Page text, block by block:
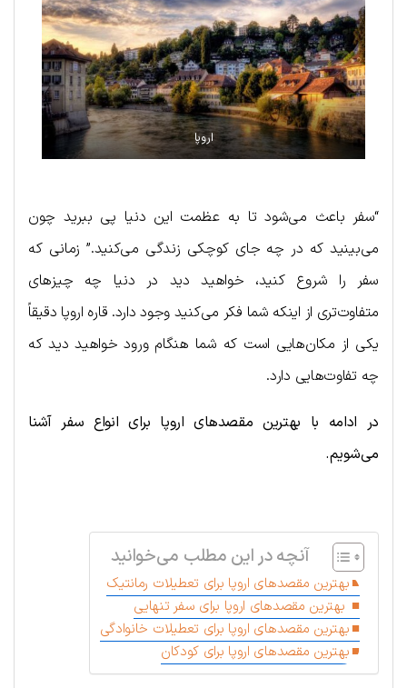
اروپا
“سفر باعث می‌شود تا به عظمت این دنیا پی ببرید چون
می‌بینید که در چه جای کوچکی زندگی می‌کنید.” زمانی که
سفر را شروع کنید، خواهید دید در دنیا چه چیزهای
متفاوت‌تری از اینکه شما فکر می‌کنید وجود دارد. قاره اروپا دقیقاً
یکی از مکان‌هایی است که شما هنگام ورود خواهید دید که
چه تفاوت‌هایی دارد.
در ادامه با بهترین مقصدهای اروپا برای انواع سفر آشنا
می‌شویم.
آنچه در این مطلب می‌خوانید
بهترین مقصدهای اروپا برای تعطیلات رمانتیک
بهترین مقصدهای اروپا برای سفر تنهایی
بهترین مقصدهای اروپا برای تعطیلات خانوادگی
بهترین مقصدهای اروپا برای کودکان